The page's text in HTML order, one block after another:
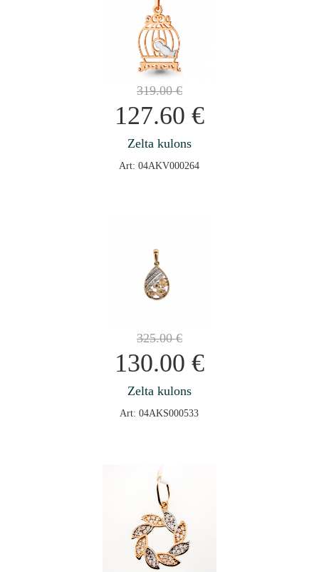
319.00€
127.60 €
Zelta kulons
Art: 04AKV000264
325.00€
130.00 €
Zelta kulons
Art: 04AKS000533